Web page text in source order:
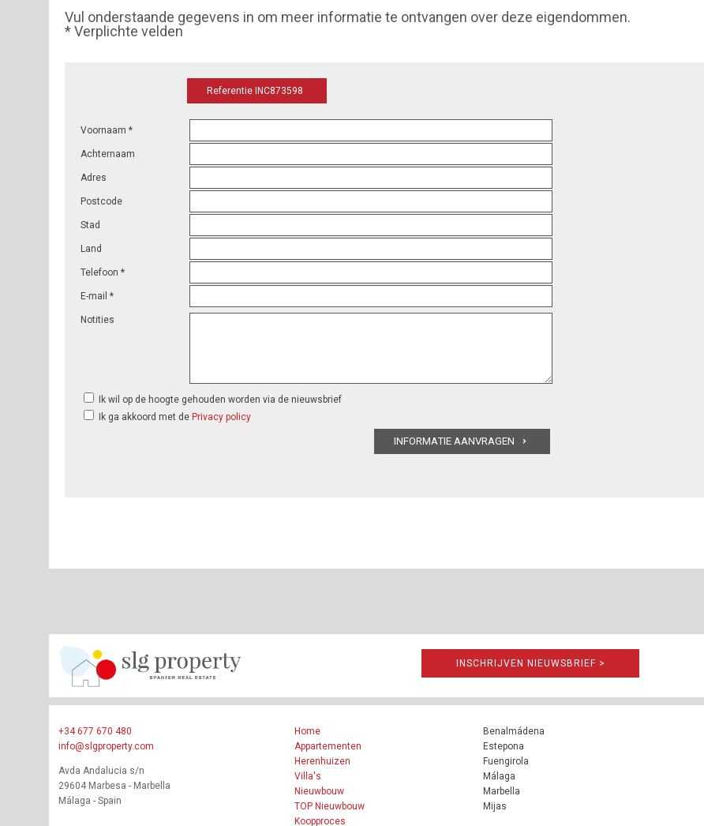
Vul onderstaande gegevens in om meer informatie te ontvangen over deze eigendommen.
* Verplichte velden
Referentie INC873598
Voornaam *
Achternaam
Adres
Postcode
Stad
Land
Telefoon *
E-mail *
Notities
Ik wil op de hoogte gehouden worden via de nieuwsbrief
Ik ga akkoord met de Privacy policy
INSCHRIJVEN NIEUWSBRIEF >
+34 677 670 480
info@slgproperty.com
Avda Andalucia s/n
29604 Marbesa - Marbella
Málaga - Spain
Home
Appartementen
Herenhuizen
Villa's
Nieuwbouw
TOP Nieuwbouw
Koopproces
Benalmádena
Estepona
Fuengirola
Málaga
Marbella
Mijas